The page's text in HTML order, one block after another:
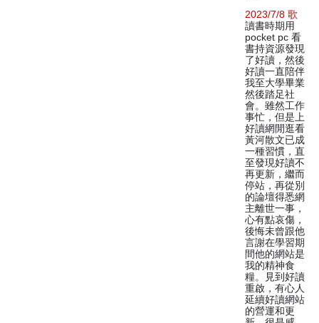
2023/7/8 歌
讀書時期用
pocket pc 看
書持資源發現
了好讀，然後
好讀一直陪伴
我至大學畢業
然後踏足社
會。雖然工作
事忙，但是上
好讀網閒逛看
黃河散文已成
一種習慣，直
至發現好讀不
再更新，繼而
停站，再從別
的論壇得悉網
主離世一事，
心有點哀傷，
後悔未曾跟他
言謝在學習期
間他的網站是
我的精神食
糧。見到好讀
重啟，有心人
延續好讀網站
的營運和更